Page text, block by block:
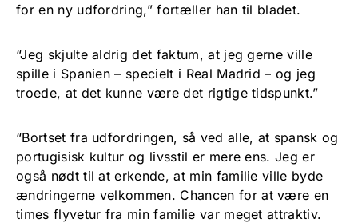
for en ny udfordring,” fortæller han til bladet.
“Jeg skjulte aldrig det faktum, at jeg gerne ville
spille i Spanien – specielt i Real Madrid – og jeg
troede, at det kunne være det rigtige tidspunkt.”
“Bortset fra udfordringen, så ved alle, at spansk og
portugisisk kultur og livsstil er mere ens. Jeg er
også nødt til at erkende, at min familie ville byde
ændringerne velkommen. Chancen for at være en
times flyvetur fra min familie var meget attraktiv.